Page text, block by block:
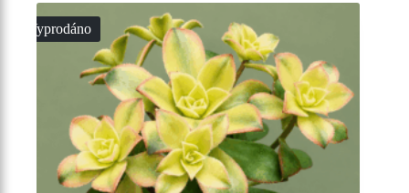
Vyprodáno